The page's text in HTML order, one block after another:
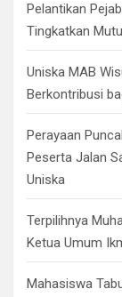
Pelantikan
Tingkatkan
Uniska MAB
Berkontribusi
Perayaan
Peserta Jalan
Uniska
Terpilihnya
Ketua Umum
Mahasiswa